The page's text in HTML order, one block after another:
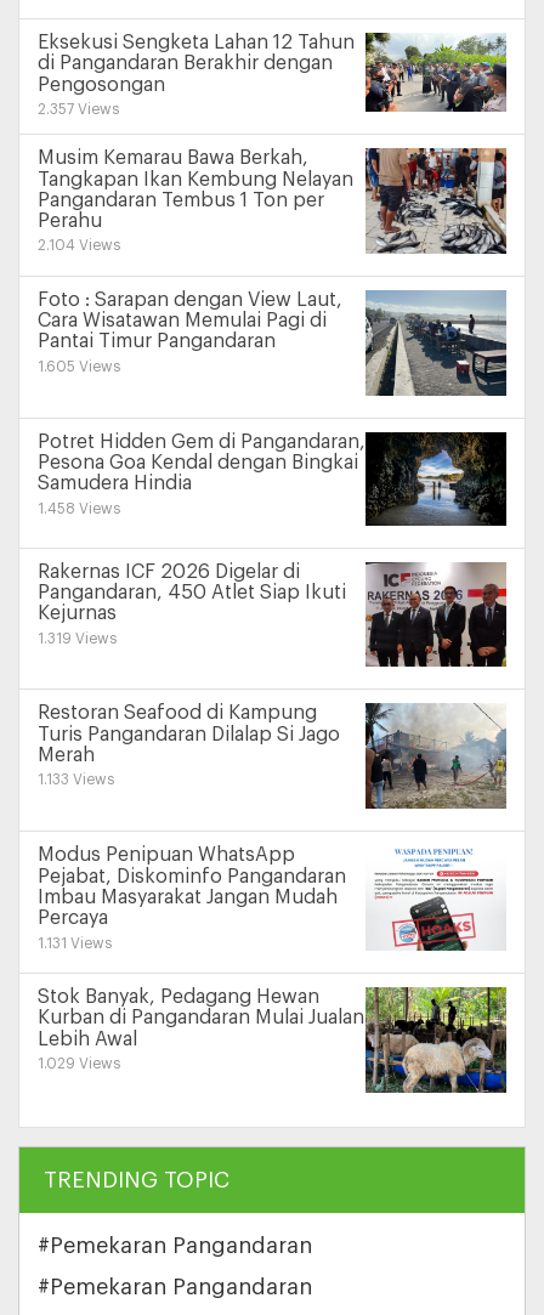
Eksekusi Sengketa Lahan 12 Tahun
di Pangandaran Berakhir dengan
Pengosongan
2.357 Views
Musim Kemarau Bawa Berkah,
Tangkapan Ikan Kembung Nelayan
Pangandaran Tembus 1 Ton per
Perahu
2.104 Views
Foto : Sarapan dengan View Laut,
Cara Wisatawan Memulai Pagi di
Pantai Timur Pangandaran
1.605 Views
Potret Hidden Gem di Pangandaran,
Pesona Goa Kendal dengan Bingkai
Samudera Hindia
1.458 Views
Rakernas ICF 2026 Digelar di
Pangandaran, 450 Atlet Siap Ikuti
Kejurnas
1.319 Views
Restoran Seafood di Kampung
Turis Pangandaran Dilalap Si Jago
Merah
1.133 Views
Modus Penipuan WhatsApp
Pejabat, Diskominfo Pangandaran
Imbau Masyarakat Jangan Mudah
Percaya
1.131 Views
Stok Banyak, Pedagang Hewan
Kurban di Pangandaran Mulai Jualan
Lebih Awal
1.029 Views
TRENDING TOPIC
#Pemekaran Pangandaran
#Pemekaran Pangandaran